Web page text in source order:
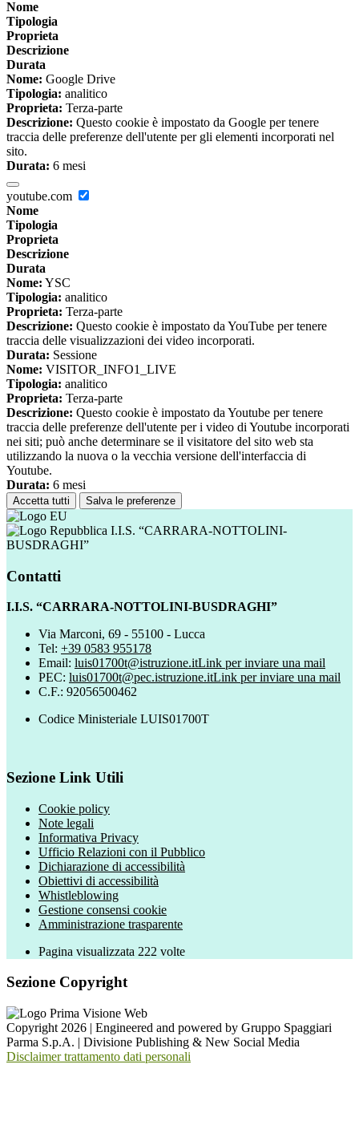
Nome
Tipologia
Proprieta
Descrizione
Durata
Nome: Google Drive
Tipologia: analitico
Proprieta: Terza-parte
Descrizione: Questo cookie è impostato da Google per tenere
traccia delle preferenze dell'utente per gli elementi incorporati nel
sito.
Durata: 6 mesi
youtube.com
Nome
Tipologia
Proprieta
Descrizione
Durata
Nome: YSC
Tipologia: analitico
Proprieta: Terza-parte
Descrizione: Questo cookie è impostato da YouTube per tenere
traccia delle visualizzazioni dei video incorporati.
Durata: Sessione
Nome: VISITOR_INFO1_LIVE
Tipologia: analitico
Proprieta: Terza-parte
Descrizione: Questo cookie è impostato da Youtube per tenere
traccia delle preferenze dell'utente per i video di Youtube incorporati
nei siti; può anche determinare se il visitatore del sito web sta
utilizzando la nuova o la vecchia versione dell'interfaccia di
Youtube.
Durata: 6 mesi
Accetta tutti Salva le preferenze
I.I.S. “CARRARA-NOTTOLINI-
BUSDRAGHI”
Contatti
I.I.S. “CARRARA-NOTTOLINI-BUSDRAGHI”
Via Marconi, 69 - 55100 - Lucca
Tel: +39 0583 955178
Email: luis01700t@istruzione.itLink per inviare una mail
PEC: luis01700t@pec.istruzione.itLink per inviare una mail
C.F.: 92056500462
Codice Ministeriale LUIS01700T
Sezione Link Utili
Cookie policy
Note legali
Informativa Privacy
Ufficio Relazioni con il Pubblico
Dichiarazione di accessibilità
Obiettivi di accessibilità
Whistleblowing
Gestione consensi cookie
Amministrazione trasparente
Pagina visualizzata 222 volte
Sezione Copyright
Copyright 2026 | Engineered and powered by Gruppo Spaggiari
Parma S.p.A. | Divisione Publishing & New Social Media
Disclaimer trattamento dati personali